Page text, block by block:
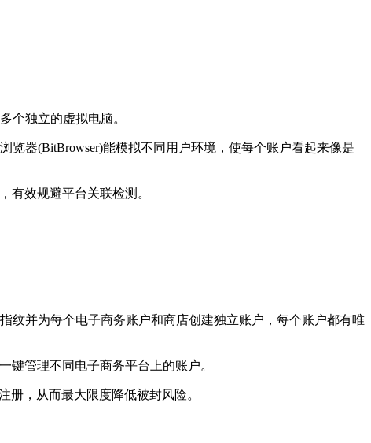
独立的虚拟电脑。
器(BitBrowser)能模拟不同用户环境，使每个账户看起来像是
有效规避平台关联检测。
纹并为每个电子商务账户和商店创建独立账户，每个账户都有唯
键管理不同电子商务平台上的账户。
，从而最大限度降低被封风险。